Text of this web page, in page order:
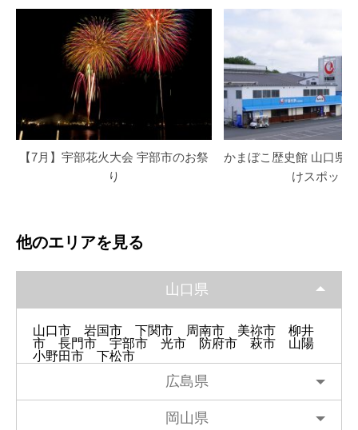
【7月】宇部花火大会 宇部市のお祭
り
かまぼこ歴史館 山口県
けスポット
他のエリアを見る
山口県
山口市 岩国市 下関市 周南市 美祢市
柳井
市
長門市 宇部市 光市 防府市 萩市
山陽
小野田市
下松市
広島県
岡山県